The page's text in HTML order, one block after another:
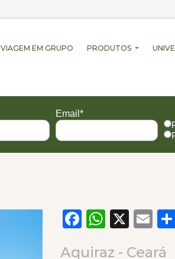
VIAGEM EM GRUPO PRODUTOS
Email*
Facebook
X
Aquiraz - Ceará